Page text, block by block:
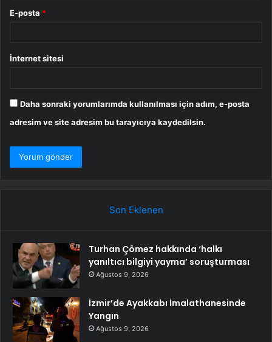
E-posta *
İnternet sitesi
Daha sonraki yorumlarımda kullanılması için adım, e-posta
adresim ve site adresim bu tarayıcıya kaydedilsin.
Son Eklenen
Turhan Çömez hakkında ‘halkı
yanıltıcı bilgiyi yayma’ soruşturması
Ağustos 9, 2026
İzmir’de Ayakkabı İmalathanesinde
Yangın
Ağustos 9, 2026